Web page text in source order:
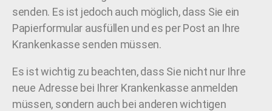
senden. Es ist jedoch auch möglich, dass Sie ein
Papierformular ausfüllen und es per Post an Ihre
Krankenkasse senden müssen.
Es ist wichtig zu beachten, dass Sie nicht nur Ihre
neue Adresse bei Ihrer Krankenkasse anmelden
müssen, sondern auch bei anderen wichtigen